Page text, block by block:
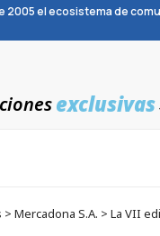
2005 el ecosistema de
exclusivas